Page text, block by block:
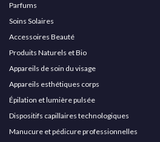
Parfums
Soins Solaires
Accessoires Beauté
Produits Naturels et Bio
Appareils de soin du visage
Appareils esthétiques corps
Épilation et lumière pulsée
Dispositifs capillaires technologiques
Manucure et pédicure professionnelles